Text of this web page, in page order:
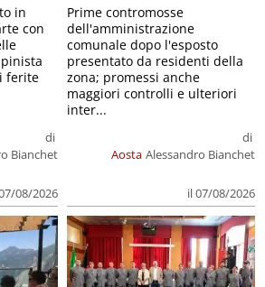
di
Bianchet
08/2026
in
con
ferite
Aosta
di
Alessandro Bianchet
il 07/08/2026
Prime contromosse
dell'amministrazione
comunale dopo l'esposto
presentato da residenti della
zona; promessi anche
maggiori controlli e ulteriori
inter...